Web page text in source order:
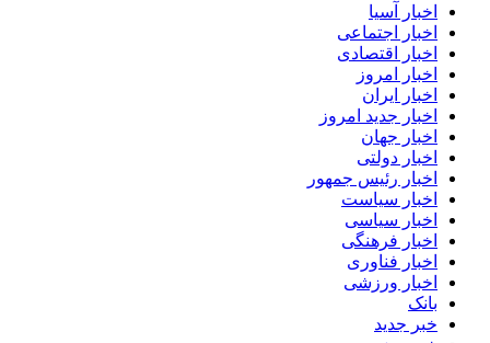
اخبار آسیا
اخبار اجتماعی
اخبار اقتصادی
اخبار امروز
اخبار ایران
اخبار جدید امروز
اخبار جهان
اخبار دولتی
اخبار رئیس جمهور
اخبار سیاست
اخبار سیاسی
اخبار فرهنگی
اخبار فناوری
اخبار ورزشی
بانک
خبر جدید